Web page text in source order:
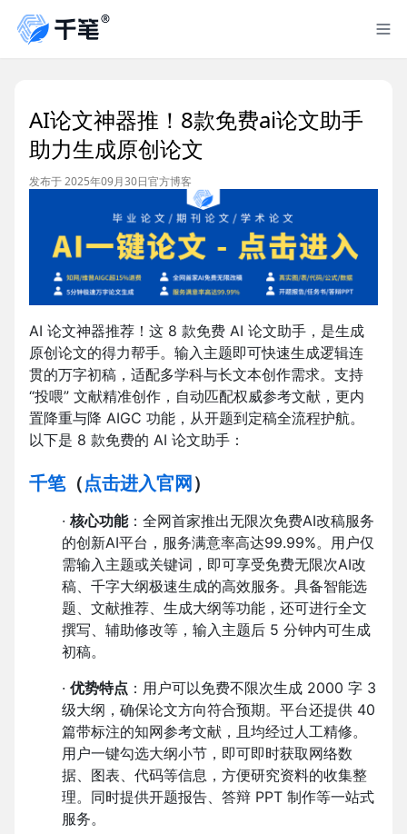
AI论文神器推！8款免费ai论文助手
助力生成原创论文
发布于 2025年09月30日官方博客
AI 论文神器推荐！这 8 款免费 AI 论文助手，是生成
原创论文的得力帮手。输入主题即可快速生成逻辑连
贯的万字初稿，适配多学科与长文本创作需求。支持
“投喂” 文献精准创作，自动匹配权威参考文献，更内
置降重与降 AIGC 功能，从开题到定稿全流程护航。
以下是 8 款免费的 AI 论文助手：
千笔（点击进入官网 ）
· 核心功能：全网首家推出无限次免费AI改稿服务
的创新AI平台，服务满意率高达99.99%。用户仅
需输入主题或关键词，即可享受免费无限次AI改
稿、千字大纲极速生成的高效服务。具备智能选
题、文献推荐、生成大纲等功能，还可进行全文
撰写、辅助修改等，输入主题后 5 分钟内可生成
初稿。
· 优势特点 ：用户可以免费不限次生成 2000 字 3
级大纲，确保论文方向符合预期。平台还提供 40
篇带标注的知网参考文献，且均经过人工精修。
用户一键勾选大纲小节，即可即时获取网络数
据、图表、代码等信息，方便研究资料的收集整
理。同时提供开题报告、答辩 PPT 制作等一站式
服务。